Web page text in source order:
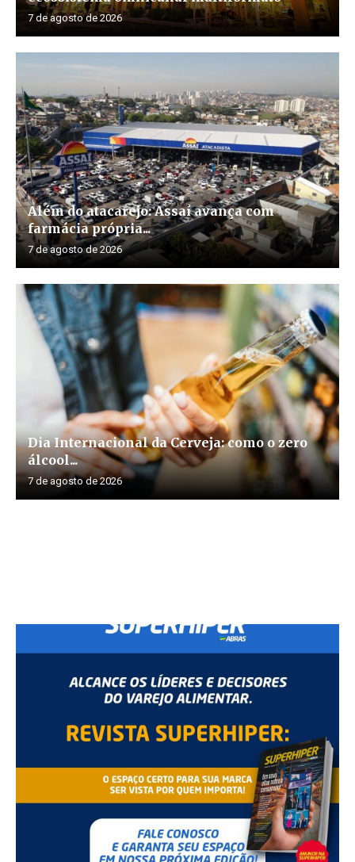
7 de agosto de 2026
Além do atacarejo: Assaí avança com
farmácia própria...
7 de agosto de 2026
Dia Internacional da Cerveja: como o zero
álcool...
7 de agosto de 2026